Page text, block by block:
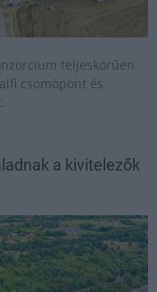
teljeskörűen
csomópont és
a kivitelezők